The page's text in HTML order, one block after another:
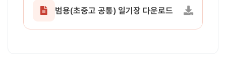
범용(초중고 공통) 일기장 다운로드